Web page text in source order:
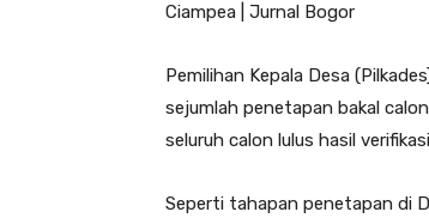
Ciampea | Jurnal Bogor
Pemilihan Kepala Desa
sejumlah penetapan bakal
seluruh calon lulus hasil
Seperti tahapan penetapan di